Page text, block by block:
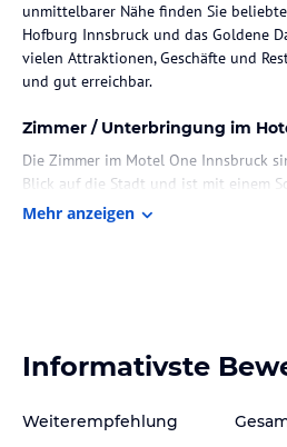
unmittelbarer Nähe finden Sie
Hofburg Innsbruck und das Goldene
vielen Attraktionen, Geschäfte und
und gut erreichbar.
Zimmer / Unterbringung im
Die Zimmer im Motel One Innsbruck
Blick auf die Stadt und ist mit einem
Bettwäsche und Handtücher werden
Innsbruck probieren. Die Hotelbar
Das Motel One Innsbruck bietet
Mehr anzeigen
Informativste
Weiterempfehlung